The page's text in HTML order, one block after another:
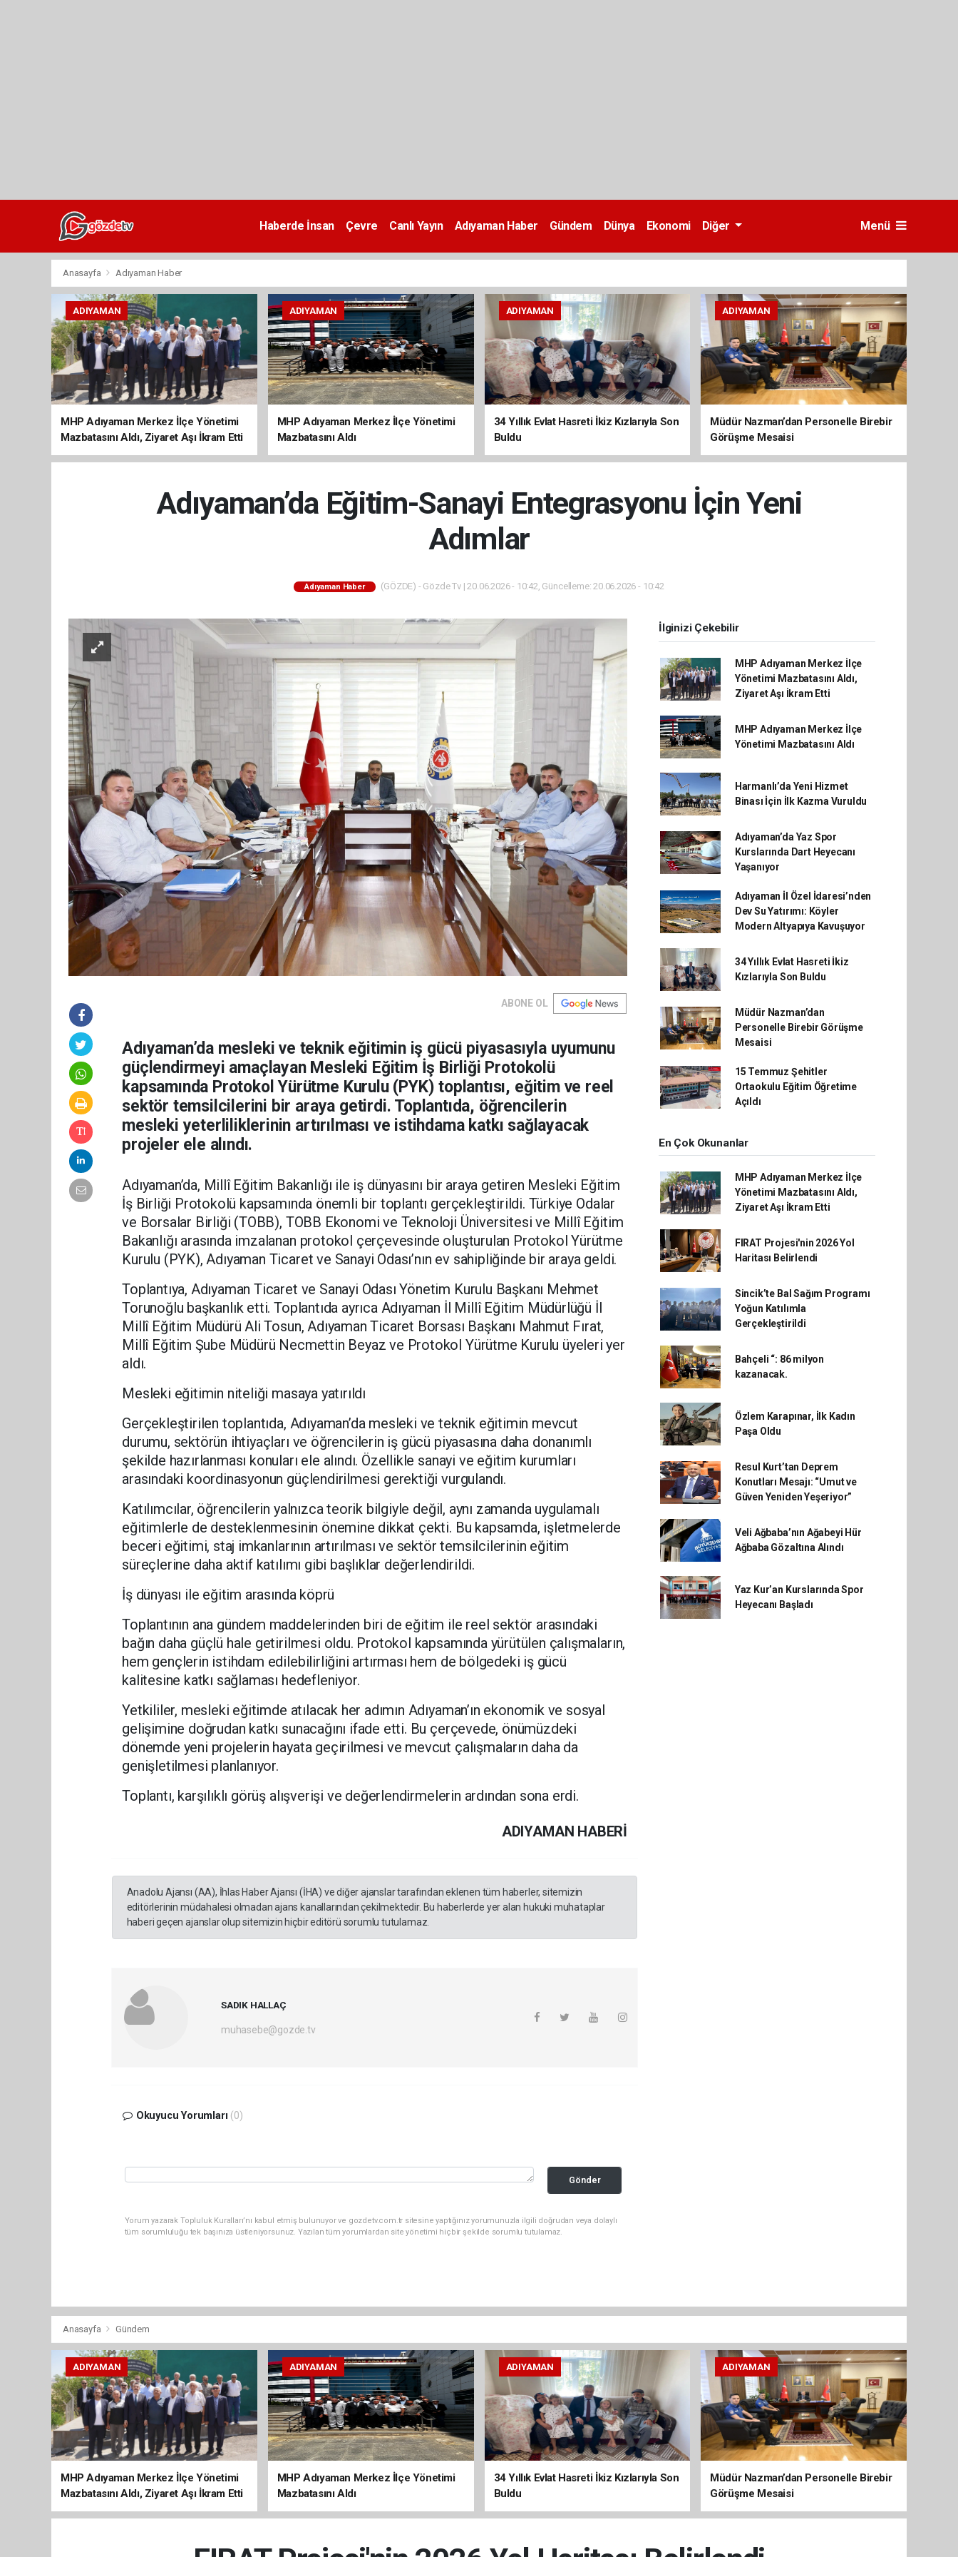
Haberde İnsan Çevre Canlı Yayın Adıyaman Haber Gündem Dünya Ekonomi Diğer Menü
Anasayfa Adıyaman Haber
ADIYAMAN
MHP Adıyaman Merkez İlçe Yönetimi
Mazbatasını Aldı, Ziyaret Aşı İkram Etti
ADIYAMAN
MHP Adıyaman Merkez İlçe Yönetimi
Mazbatasını Aldı
ADIYAMAN
34 Yıllık Evlat Hasreti İkiz Kızlarıyla Son
Buldu
ADIYAMAN
Müdür Nazman’dan Personelle Birebir
Görüşme Mesaisi
Adıyaman’da Eğitim-Sanayi Entegrasyonu İçin Yeni
Adımlar
Adıyaman Haber (GÖZDE) - Gözde Tv | 20.06.2026 - 10:42, Güncelleme: 20.06.2026 - 10:42
ABONE OL
Adıyaman’da mesleki ve teknik eğitimin iş gücü piyasasıyla uyumunu
güçlendirmeyi amaçlayan Mesleki Eğitim İş Birliği Protokolü
kapsamında Protokol Yürütme Kurulu (PYK) toplantısı, eğitim ve reel
sektör temsilcilerini bir araya getirdi. Toplantıda, öğrencilerin
mesleki yeterliliklerinin artırılması ve istihdama katkı sağlayacak
projeler ele alındı.
Adıyaman’da, Millî Eğitim Bakanlığı ile iş dünyasını bir araya getiren Mesleki Eğitim
İş Birliği Protokolü kapsamında önemli bir toplantı gerçekleştirildi. Türkiye Odalar
ve Borsalar Birliği (TOBB), TOBB Ekonomi ve Teknoloji Üniversitesi ve Millî Eğitim
Bakanlığı arasında imzalanan protokol çerçevesinde oluşturulan Protokol Yürütme
Kurulu (PYK), Adıyaman Ticaret ve Sanayi Odası’nın ev sahipliğinde bir araya geldi.
Toplantıya, Adıyaman Ticaret ve Sanayi Odası Yönetim Kurulu Başkanı Mehmet
Torunoğlu başkanlık etti. Toplantıda ayrıca Adıyaman İl Millî Eğitim Müdürlüğü İl
Millî Eğitim Müdürü Ali Tosun, Adıyaman Ticaret Borsası Başkanı Mahmut Fırat,
Millî Eğitim Şube Müdürü Necmettin Beyaz ve Protokol Yürütme Kurulu üyeleri yer
aldı.
Mesleki eğitimin niteliği masaya yatırıldı
Gerçekleştirilen toplantıda, Adıyaman’da mesleki ve teknik eğitimin mevcut
durumu, sektörün ihtiyaçları ve öğrencilerin iş gücü piyasasına daha donanımlı
şekilde hazırlanması konuları ele alındı. Özellikle sanayi ve eğitim kurumları
arasındaki koordinasyonun güçlendirilmesi gerektiği vurgulandı.
Katılımcılar, öğrencilerin yalnızca teorik bilgiyle değil, aynı zamanda uygulamalı
eğitimlerle de desteklenmesinin önemine dikkat çekti. Bu kapsamda, işletmelerde
beceri eğitimi, staj imkanlarının artırılması ve sektör temsilcilerinin eğitim
süreçlerine daha aktif katılımı gibi başlıklar değerlendirildi.
İş dünyası ile eğitim arasında köprü
Toplantının ana gündem maddelerinden biri de eğitim ile reel sektör arasındaki
bağın daha güçlü hale getirilmesi oldu. Protokol kapsamında yürütülen çalışmaların,
hem gençlerin istihdam edilebilirliğini artırması hem de bölgedeki iş gücü
kalitesine katkı sağlaması hedefleniyor.
Yetkililer, mesleki eğitimde atılacak her adımın Adıyaman’ın ekonomik ve sosyal
gelişimine doğrudan katkı sunacağını ifade etti. Bu çerçevede, önümüzdeki
dönemde yeni projelerin hayata geçirilmesi ve mevcut çalışmaların daha da
genişletilmesi planlanıyor.
Toplantı, karşılıklı görüş alışverişi ve değerlendirmelerin ardından sona erdi.
ADIYAMAN HABERİ
Anadolu Ajansı (AA), İhlas Haber Ajansı (İHA) ve diğer ajanslar tarafından eklenen tüm haberler, sitemizin
editörlerinin müdahalesi olmadan ajans kanallarından çekilmektedir. Bu haberlerde yer alan hukuki muhataplar
haberi geçen ajanslar olup sitemizin hiçbir editörü sorumlu tutulamaz.
SADIK HALLAÇ
muhasebe@gozde.tv
Okuyucu Yorumları (0)
Gönder
Yorum yazarak Topluluk Kuralları’nı kabul etmiş bulunuyor ve gozdetv.com.tr sitesine yaptığınız yorumunuzla ilgili doğrudan veya dolaylı
tüm sorumluluğu tek başınıza üstleniyorsunuz. Yazılan tüm yorumlardan site yönetimi hiçbir şekilde sorumlu tutulamaz.
İlginizi Çekebilir
MHP Adıyaman Merkez İlçe
Yönetimi Mazbatasını Aldı,
Ziyaret Aşı İkram Etti
MHP Adıyaman Merkez İlçe
Yönetimi Mazbatasını Aldı
Harmanlı’da Yeni Hizmet
Binası İçin İlk Kazma Vuruldu
Adıyaman’da Yaz Spor
Kurslarında Dart Heyecanı
Yaşanıyor
Adıyaman İl Özel İdaresi’nden
Dev Su Yatırımı: Köyler
Modern Altyapıya Kavuşuyor
34 Yıllık Evlat Hasreti İkiz
Kızlarıyla Son Buldu
Müdür Nazman’dan
Personelle Birebir Görüşme
Mesaisi
15 Temmuz Şehitler
Ortaokulu Eğitim Öğretime
Açıldı
En Çok Okunanlar
MHP Adıyaman Merkez İlçe
Yönetimi Mazbatasını Aldı,
Ziyaret Aşı İkram Etti
FIRAT Projesi'nin 2026 Yol
Haritası Belirlendi
Sincik’te Bal Sağım Programı
Yoğun Katılımla
Gerçekleştirildi
Bahçeli “: 86 milyon
kazanacak.
Özlem Karapınar, İlk Kadın
Paşa Oldu
Resul Kurt’tan Deprem
Konutları Mesajı: “Umut ve
Güven Yeniden Yeşeriyor”
Veli Ağbaba’nın Ağabeyi Hür
Ağbaba Gözaltına Alındı
Yaz Kur’an Kurslarında Spor
Heyecanı Başladı
Anasayfa Gündem
ADIYAMAN
MHP Adıyaman Merkez İlçe Yönetimi
Mazbatasını Aldı, Ziyaret Aşı İkram Etti
ADIYAMAN
MHP Adıyaman Merkez İlçe Yönetimi
Mazbatasını Aldı
ADIYAMAN
34 Yıllık Evlat Hasreti İkiz Kızlarıyla Son
Buldu
ADIYAMAN
Müdür Nazman’dan Personelle Birebir
Görüşme Mesaisi